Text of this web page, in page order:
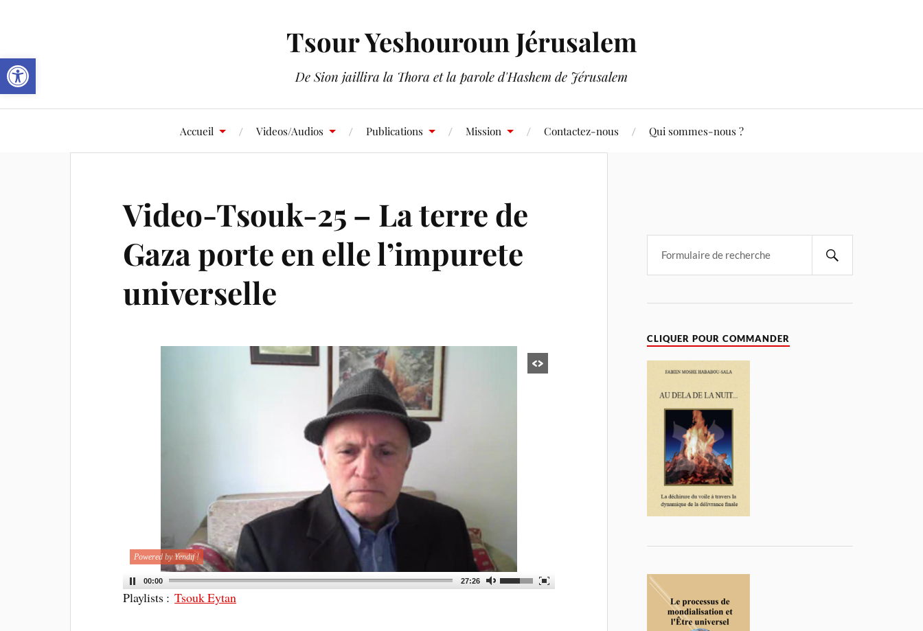
Ouvrir la barre d’outils
Tsour Yeshouroun Jérusalem
De Sion jaillira la Thora et la parole d'Hashem de Jérusalem
Accueil Videos/Audios Publications Mission Contactez-nous Qui sommes-nous ?
Video-Tsouk-25 – La terre de
Gaza porte en elle l’impurete
universelle
00:00 27:26
Powered by Yendif !
Playlists : Tsouk Eytan
CLIQUER POUR COMMANDER